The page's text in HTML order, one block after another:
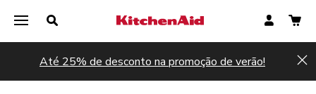
Até 25% de desconto na promoção de verão!